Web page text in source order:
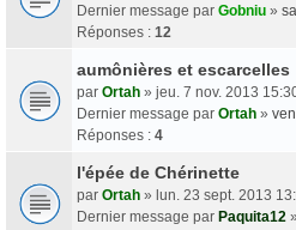
Dernier message par Gobniu »
Réponses : 12
aumônières et escarcelles
par Ortah » jeu. 7 nov. 2013
Dernier message par Ortah »
Réponses : 4
l'épée de Chérinette
par Ortah » lun. 23 sept. 2013
Dernier message par Paquita12 »